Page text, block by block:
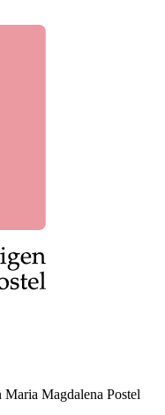
Magdalena Postel